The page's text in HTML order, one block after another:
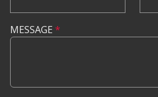
MESSAGE *